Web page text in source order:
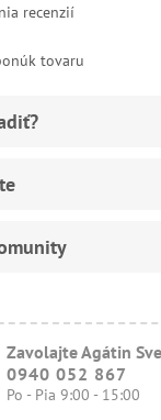
recenzií
tovaru
Zavolajte Agátin
0940 052 867
Po - Pia 9:00 - 15:00